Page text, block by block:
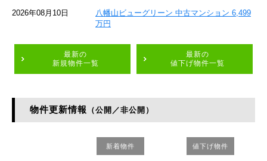
2026年08月10日
八幡山ビューグリーン 中古マンション 6,499
万円
最新の
新規物件一覧
最新の
値下げ物件一覧
物件更新情報 （公開／非公開）
新着物件 値下げ物件